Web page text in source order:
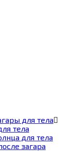
для тела
тела
для тела
загара